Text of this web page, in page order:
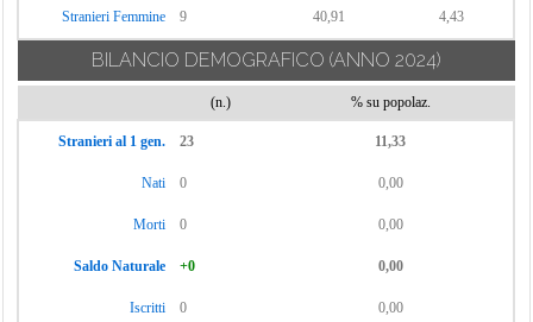
Stranieri Femmine 9 40,91 4,43
BILANCIO DEMOGRAFICO (ANNO 2024)
(n.) % su popolaz.
Stranieri al 1 gen. 23 11,33
Nati 0 0,00
Morti 0 0,00
Saldo Naturale +0 0,00
Iscritti 0 0,00